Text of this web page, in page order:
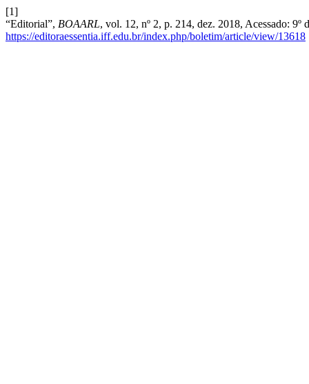
[1]
“Editorial”, BOAARL, vol. 12, nº 2, p. 214, dez. 2018, Acessado:
https://editoraessentia.iff.edu.br/index.php/boletim/article/view/13618